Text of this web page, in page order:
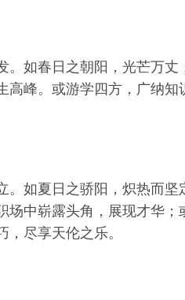
。如春日之朝阳，光芒万
高峰。或游学四方，广纳
。如夏日之骄阳，炽热而
场中崭露头角，展现才华
尽享天伦之乐。